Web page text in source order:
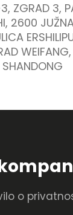
ZGRAD 3,
2600
WEIFANG,
o